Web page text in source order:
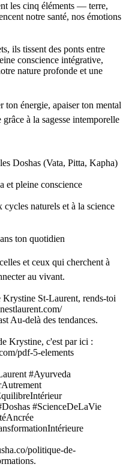
les cinq éléments — terre,
notre santé, nos émotions
ils tissent des ponts entre
conscience intégrative,
nature profonde et une
énergie, apaiser ton mental
à la sagesse intemporelle
Doshas (Vata, Pitta, Kapha)
et pleine conscience
naturels et à la science
ton quotidien
et ceux qui cherchent à
au vivant.
St-Laurent, rends-toi
Au-delà des tendances.
Krystine, c'est par ici :
pdf-5-elements
#Ayurveda
#ScienceDeLaVie
politique-de-